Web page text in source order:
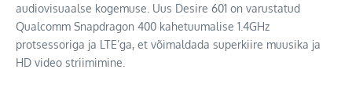
audiovisuaalse kogemuse. Uus Desire 601 on varustatud
Qualcomm Snapdragon 400 kahetuumalise 1.4GHz
protsessoriga ja LTE’ga, et võimaldada superkiire muusika ja
HD video striimimine.